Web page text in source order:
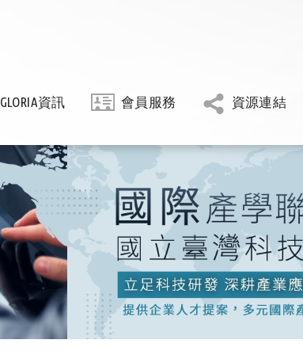
GLORIA資訊 會員服務 資源連結